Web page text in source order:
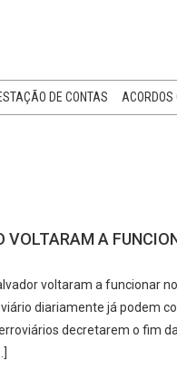
DE CONTAS ACORDOS
VOLTARAM A
voltaram a funcionar
diariamente já podem
decretarem o fim